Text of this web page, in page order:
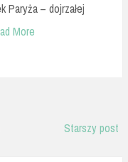
Paryża – dojrzałej
More
Starszy post